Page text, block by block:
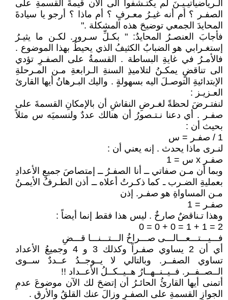
الـرياضياتيـيـنَ لم يكتـشفوا الى الآن قيمةَ القسمةِ على
الصفـر ؟ أم أنه غيـرُ معـرفٍ ؟ أم ماذا ؟ أرجو يا سيادةَ
المحايدَ الجمعي توضيحَ هذه المشكلة ."
فأجابَ العنصـرُ المحايدُ: " بكـلِّ سـرور. لكـن ما يثيـرُ
إستغـرابي هو الضبابُ الكثيفُ الذي يحيطُ بهذا الموضوع .
فالأمـرُ في غايةِ البساطة . القسمةُ على الصفـرِ تؤدي
الى تناقضٍ يمكـنُ لتلاميذِ السنةِ الـرابعةِ مـن المـرحلةِ
الإبتدائيةِ التوصـلَ اليه بسهولةٍ . واليك البـرهانُ أيها القارئ
العـزيـز :
لنفتـرضَ لحظةً لغـرضِ النقاشِ أن بالإمكانِ القسمةَ على
صفـر . أي دعنا نـتـصورُ أن هنالك عددٌ ولنسميَه س مثلاً
بحيث أن :
1 / صفـر = س
لنـرى ماذا يحدث . إنه يعني أن :
صفـر x س = 1
وبما أن مـن صفاتي ــ أنا الصفـرُ ــ إمتصاصَ جميعِ الأعدادِ
بعمليةِ الضـرب ـ كما ذكـرتُ أعلاه ــ أذن الطـرفُ الأيمـنُ
مـن المساواةِ هو صفـر. إذن
صفـر = 1
وهذا تـناقضٌ صارخٌ . ليس هذا فقط إنما أيضاً :
2 = 1 + 1 = 0 + 0 = 0
فـــيـــتـــعـــالـــى صـــراخُ الـــتـــنـــا قـــضِ
أي أن 2 يساوي صفـراً وكذلك 3 و 4 وجميعُ الأعداد
تساوي الصفــر. وبالتالي لا يــوجــدُ عــددٌ ســوى
الــصــفــر. فــيــنــهــارُ هــيــكــلُ الأعــداد !!
أتمنى أيها القارئُ الحائـرُ أن إتضحَ لك الآن موضوعَ عدمِ
الجوازِ القسمةِ على الصفـرِ وزالَ عنك القلقُ والأرق .